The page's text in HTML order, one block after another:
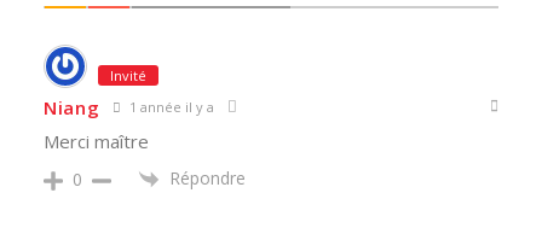
Invité
Niang 1 année il y a
Merci maître
0 Répondre